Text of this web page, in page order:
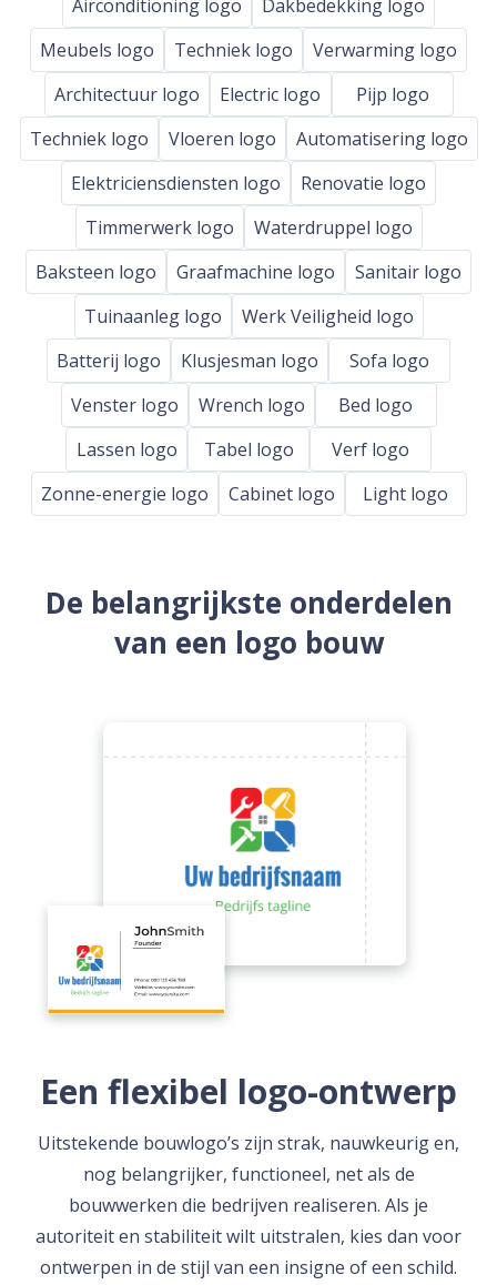
Airconditioning logo
Dakbedekking logo
Meubels logo
Techniek logo
Verwarming logo
Architectuur logo
Electric logo
Pijp logo
Techniek logo
Vloeren logo
Automatisering logo
Elektriciensdiensten logo
Renovatie logo
Timmerwerk logo
Waterdruppel logo
Baksteen logo
Graafmachine logo
Sanitair logo
Tuinaanleg logo
Werk Veiligheid logo
Batterij logo
Klusjesman logo
Sofa logo
Venster logo
Wrench logo
Bed logo
Lassen logo
Tabel logo
Verf logo
Zonne-energie logo
Cabinet logo Light logo
De belangrijkste onderdelen
van een logo bouw
Een flexibel logo-ontwerp
Uitstekende bouwlogo’s zijn strak, nauwkeurig en,
nog belangrijker, functioneel, net als de
bouwwerken die bedrijven realiseren. Als je
autoriteit en stabiliteit wilt uitstralen, kies dan voor
ontwerpen in de stijl van een insigne of een schild.